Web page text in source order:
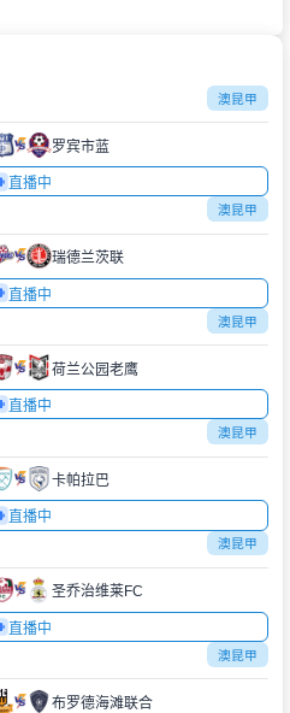
澳昆甲
罗宾市蓝
直播中
澳昆甲
瑞德兰茨联
直播中
澳昆甲
荷兰公园老鹰
直播中
澳昆甲
卡帕拉巴
直播中
澳昆甲
圣乔治维莱FC
直播中
澳昆甲
布罗德海滩联合